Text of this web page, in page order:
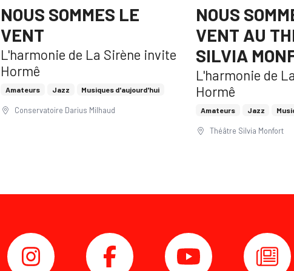
NOUS SOMMES LE
VENT
L'harmonie de La Sirène invite
Hormê
Amateurs Jazz Musiques d'aujourd'hui
Conservatoire Darius Milhaud
NOUS
VENT AU
SILVIA
L'harmonie de
Hormê
Amateurs Jazz
Théâtre Silvia Monfort